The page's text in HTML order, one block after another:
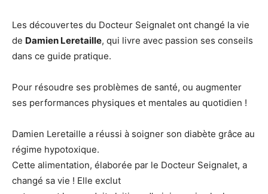
Les découvertes du Docteur Seignalet ont changé la vie
de Damien Leretaille, qui livre avec passion ses conseils
dans ce guide pratique.
Pour résoudre ses problèmes de santé, ou augmenter
ses performances physiques et mentales au quotidien !
Damien Leretaille a réussi à soigner son diabète grâce au
régime hypotoxique.
Cette alimentation, élaborée par le Docteur Seignalet, a
changé sa vie ! Elle exclut